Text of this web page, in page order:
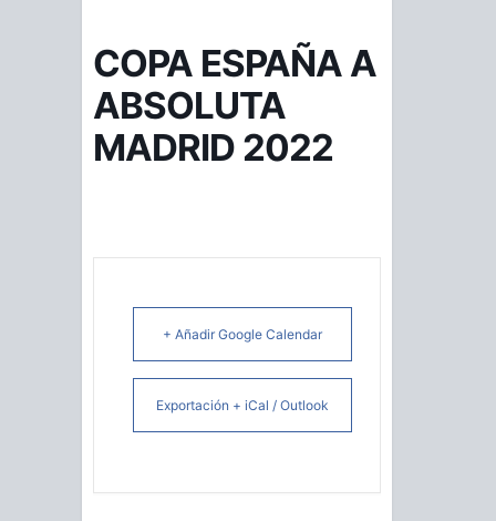
COPA ESPAÑA A
ABSOLUTA
MADRID 2022
+ Añadir Google Calendar
Exportación + iCal / Outlook